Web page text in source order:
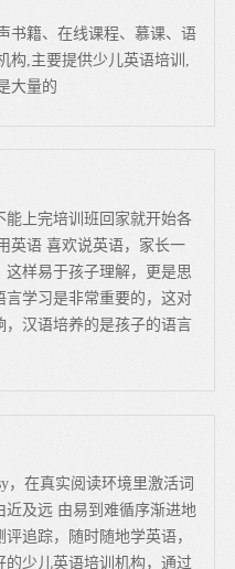
书籍、在线课程、慕课、语
构,主要提供少儿英语培训,
大量的
上完培训班回家就开始各
英语 喜欢说英语，家长一
样易于孩子理解，更是思
学习是非常重要的，这对
汉语培养的是孩子的语言
，在真实阅读环境里激活词
及远 由易到难循序渐进地
追踪，随时随地学英语，
少儿英语培训机构，通过